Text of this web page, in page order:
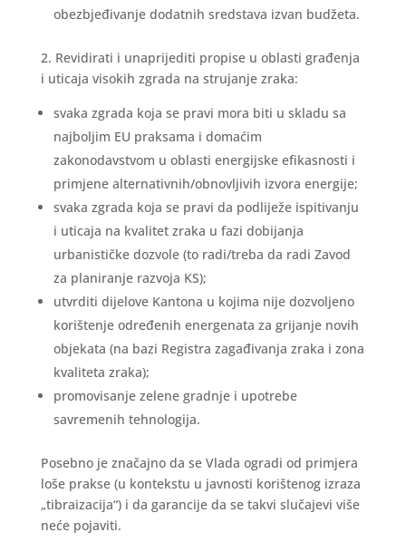
obezbjeđivanje dodatnih sredstava izvan budžeta.
2. Revidirati i unaprijediti propise u oblasti građenja
i uticaja visokih zgrada na strujanje zraka:
svaka zgrada koja se pravi mora biti u skladu sa
najboljim EU praksama i domaćim
zakonodavstvom u oblasti energijske efikasnosti i
primjene alternativnih/obnovljivih izvora energije;
svaka zgrada koja se pravi da podliježe ispitivanju
i uticaja na kvalitet zraka u fazi dobijanja
urbanističke dozvole (to radi/treba da radi Zavod
za planiranje razvoja KS);
utvrditi dijelove Kantona u kojima nije dozvoljeno
korištenje određenih energenata za grijanje novih
objekata (na bazi Registra zagađivanja zraka i zona
kvaliteta zraka);
promovisanje zelene gradnje i upotrebe
savremenih tehnologija.
Posebno je značajno da se Vlada ogradi od primjera
loše prakse (u kontekstu u javnosti korištenog izraza
„tibraizacija“) i da garancije da se takvi slučajevi više
neće pojaviti.